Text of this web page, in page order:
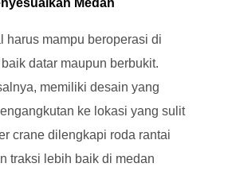
Medan
harus mampu beroperasi di
datar maupun berbukit.
memiliki desain yang
ke lokasi yang sulit
crane dilengkapi roda rantai
traksi lebih baik di medan